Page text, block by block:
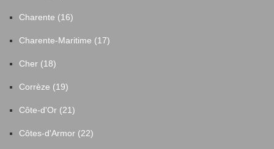
Charente (16)
Charente-Maritime (17)
Cher (18)
Corrèze (19)
Côte-d'Or (21)
Côtes-d'Armor (22)